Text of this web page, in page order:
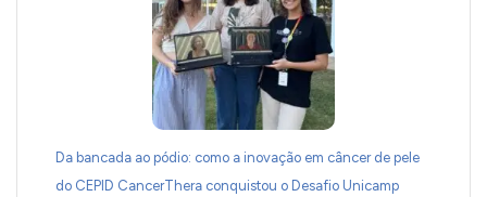
Da bancada ao pódio: como a inovação em câncer de pele
do CEPID CancerThera conquistou o Desafio Unicamp